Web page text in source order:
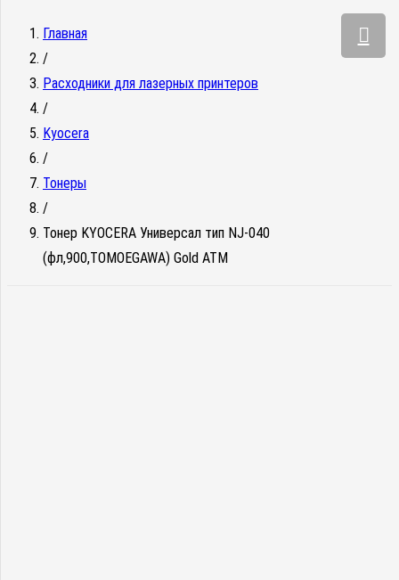
Главная
/
Расходники для лазерных принтеров
/
Kyocera
/
Тонеры
/
Тонер KYOCERA Универсал тип NJ-040
(фл,900,TOMOEGAWA) Gold ATM